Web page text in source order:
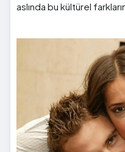
aslında bu kültürel